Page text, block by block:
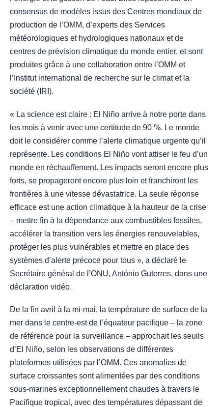
consensus de modèles issus des Centres mondiaux de
production de l’OMM, d’experts des Services
météorologiques et hydrologiques nationaux et de
centres de prévision climatique du monde entier, et sont
produites grâce à une collaboration entre l’OMM et
l’Institut international de recherche sur le climat et la
société (IRI).
« La science est claire : El Niño arrive à notre porte dans
les mois à venir avec une certitude de 90 %. Le monde
doit le considérer comme l’alerte climatique urgente qu’il
représente. Les conditions El Niño vont attiser le feu d’un
monde en réchauffement. Les impacts seront encore plus
forts, se propageront encore plus loin et franchiront les
frontières à une vitesse dévastatrice. La seule réponse
efficace est une action climatique à la hauteur de la crise
– mettre fin à la dépendance aux combustibles fossiles,
accélérer la transition vers les énergies renouvelables,
protéger les plus vulnérables et mettre en place des
systèmes d’alerte précoce pour tous », a déclaré le
Secrétaire général de l’ONU, António Guterres, dans une
déclaration vidéo.
De la fin avril à la mi-mai, la température de surface de la
mer dans le centre-est de l’équateur pacifique – la zone
de référence pour la surveillance – approchait les seuils
d’El Niño, selon les observations de différentes
plateformes utilisées par l’OMM. Ces anomalies de
surface croissantes sont alimentées par des conditions
sous-marines exceptionnellement chaudes à travers le
Pacifique tropical, avec des températures dépassant de